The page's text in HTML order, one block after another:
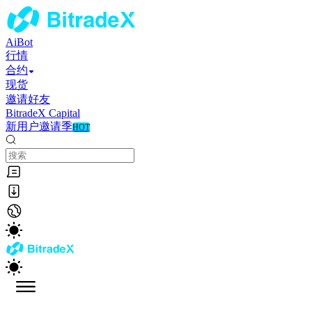
AiBot
行情
合约
现货
邀请好友
BitradeX Capital
新用户邀请季HOT